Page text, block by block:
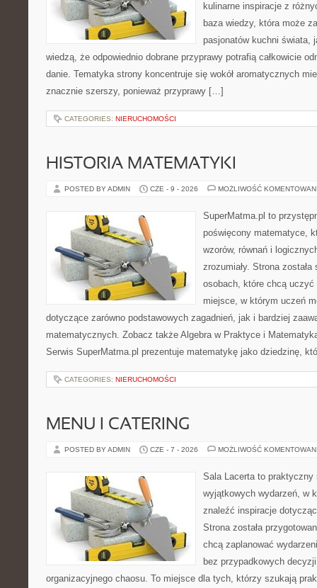
kulinarne inspiracje z
baza wiedzy, która może
pasjonatów kuchni świata,
wiedzą, że odpowiednio dobrane przyprawy potrafią całkowicie
danie. Tematyka strony koncentruje się wokół aromatycznych
znacznie szerszy, ponieważ przyprawy […]
CATEGORIES: NIERUCHOMOŚCI
HISTORIA MATEMATYKI
POSTED BY ADMIN CZE - 9 - 2026 MOŻLIWOŚĆ
SuperMatma.pl to
poświęcony matematyce,
wzorów, równań i
zrozumiały. Strona
osobach, które chcą
miejsce, w którym uczeń
dotyczące zarówno podstawowych zagadnień, jak i bardziej
matematycznych. Zobacz także Algebra w Praktyce i
Serwis SuperMatma.pl prezentuje matematykę jako dziedzinę,
CATEGORIES: NIERUCHOMOŚCI
MENU I CATERING
POSTED BY ADMIN CZE - 7 - 2026 MOŻLIWOŚĆ
Sala Lacerta to praktyczny
wyjątkowych wydarzeń, w
znaleźć inspiracje
Strona została
chcą zaplanować
bez przypadkowych
organizacyjnego chaosu. To miejsce dla tych, którzy szukają